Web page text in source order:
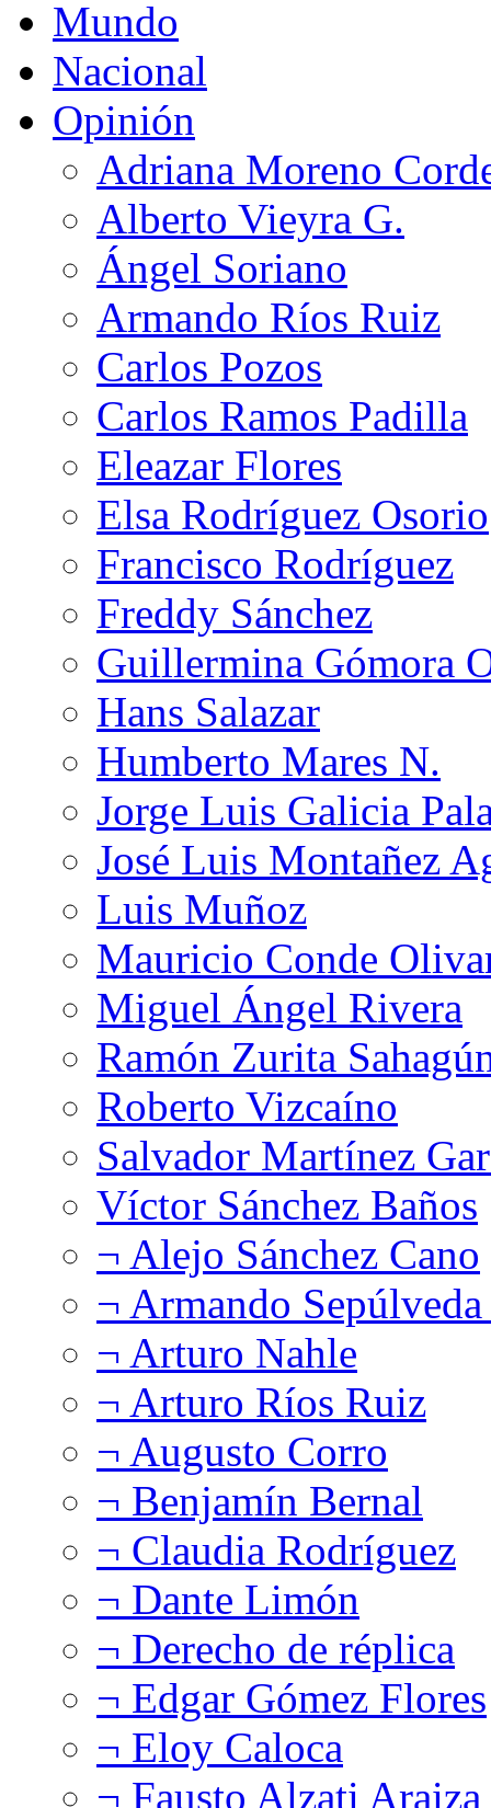
Mundo
Nacional
Opinión
Adriana Moreno
Alberto Vieyra G.
Ángel Soriano
Armando Ríos Ruiz
Carlos Pozos
Carlos Ramos Padilla
Eleazar Flores
Elsa Rodríguez Osorio
Francisco Rodríguez
Freddy Sánchez
Guillermina Gómora
Hans Salazar
Humberto Mares N.
Jorge Luis Galicia
José Luis Montañez
Luis Muñoz
Mauricio Conde
Miguel Ángel Rivera
Ramón Zurita
Roberto Vizcaíno
Salvador Martínez
Víctor Sánchez Baños
¬ Alejo Sánchez Cano
¬ Armando
¬ Arturo Nahle
¬ Arturo Ríos Ruiz
¬ Augusto Corro
¬ Benjamín Bernal
¬ Claudia Rodríguez
¬ Dante Limón
¬ Derecho de réplica
¬ Edgar Gómez Flores
¬ Eloy Caloca
¬ Fausto Alzati Araiza